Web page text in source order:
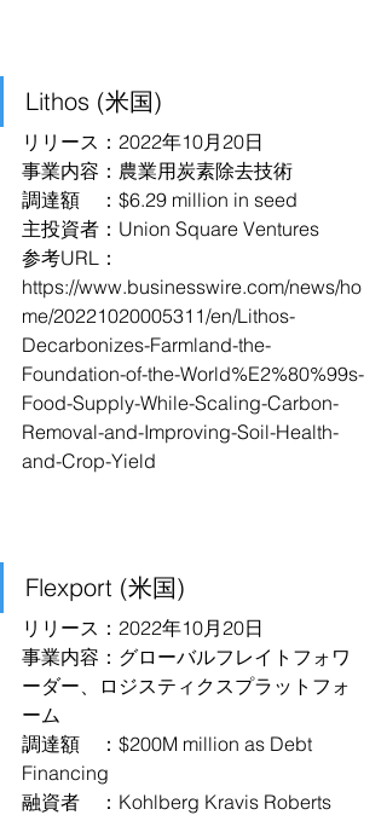
Lithos (米国)
リリース：2022年10月20日
事業内容：農業用炭素除去技術
調達額　：$6.29 million in seed
主投資者：Union Square Ventures
参考URL：
https://www.businesswire.com/news/ho
me/20221020005311/en/Lithos-
Decarbonizes-Farmland-the-
Foundation-of-the-World%E2%80%99s-
Food-Supply-While-Scaling-Carbon-
Removal-and-Improving-Soil-Health-
and-Crop-Yield
Flexport (米国)
リリース：2022年10月20日
事業内容：グローバルフレイトフォワ
ーダー、ロジスティクスプラットフォ
ーム
調達額　：$200M million as Debt
Financing
融資者　：Kohlberg Kravis Roberts